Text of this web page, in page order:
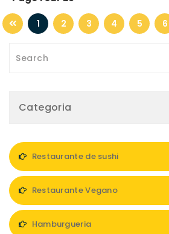
1 2 3 4 5 6
Categoria
Restaurante de sushi
Restaurante Vegano
Hamburgueria